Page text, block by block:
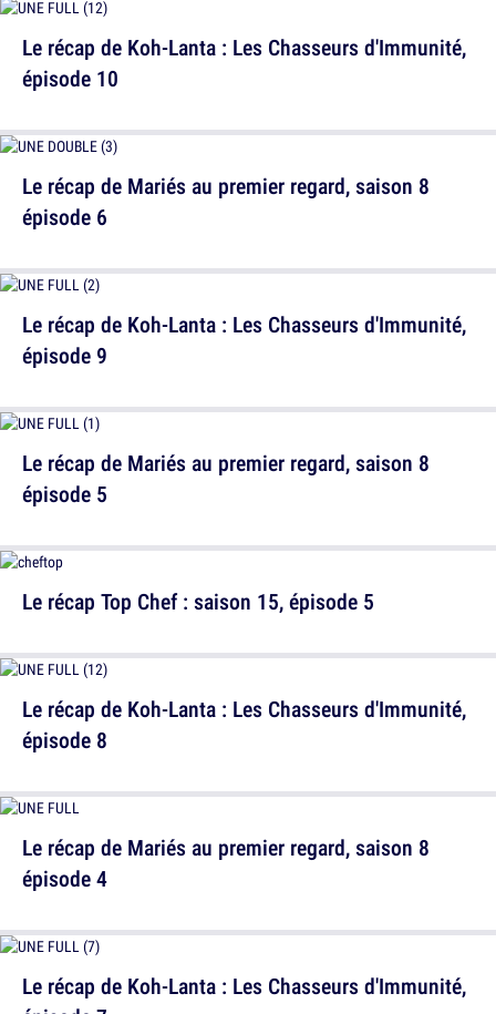
Le récap de Koh-Lanta : Les Chasseurs d'Immunité,
épisode 10
Le récap de Koh-Lanta : Les Chasseurs d'Immunité,
épisode 9
Le récap Top Chef : saison 15, épisode 5
Le récap de Mariés au premier regard, saison 8
épisode 4
Le récap de Mariés au premier regard, saison 8
épisode 6
Le récap de Mariés au premier regard, saison 8
épisode 5
Le récap de Koh-Lanta : Les Chasseurs d'Immunité,
épisode 8
Le récap de Koh-Lanta : Les Chasseurs d'Immunité,